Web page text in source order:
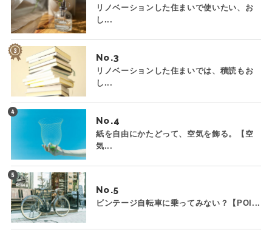
リノベーションした住まいで使いたい、お
し...
No.
リノベーションした住まいでは、積読もお
し...
No.
紙を自由にかたどって、空気を飾る。【空
気...
No.
ビンテージ自転車に乗ってみない？【POI...